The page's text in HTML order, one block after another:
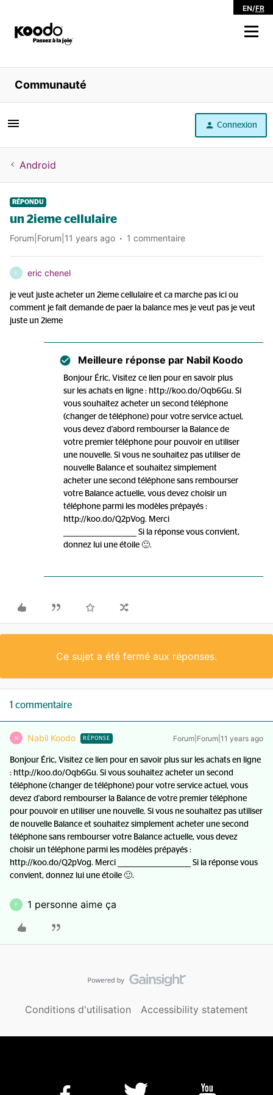
EN/FR
Magasiner
Libre service
Aide
Communauté
Connexion
Android
RÉPONDU
un 2ieme cellulaire
Forum|Forum|11 years ago 1 commentaire
E eric chenel
je veut juste acheter un 2ieme cellulaire et ca marche pas ici ou
comment je fait demande de paer la balance mes je veut pas je veut
juste un 2ieme
Meilleure réponse par Nabil Koodo
Bonjour Éric, Visitez ce lien pour en savoir plus
sur les achats en ligne : http://koo.do/Oqb6Gu. Si
vous souhaitez acheter un second téléphone
(changer de téléphone) pour votre service actuel,
vous devez d'abord rembourser la Balance de
votre premier téléphone pour pouvoir en utiliser
une nouvelle. Si vous ne souhaitez pas utiliser de
nouvelle Balance et souhaitez simplement
acheter une second téléphone sans rembourser
votre Balance actuelle, vous devez choisir un
téléphone parmi les modèles prépayés :
http://koo.do/Q2pVog. Merci
________________________ Si la réponse vous convient,
donnez lui une étoile 🙂.
Ce sujet a été fermé aux réponses.
1 commentaire
N Nabil Koodo RÉPONSE Forum|Forum|11 years ago
Bonjour Éric, Visitez ce lien pour en savoir plus sur les achats en ligne
: http://koo.do/Oqb6Gu. Si vous souhaitez acheter un second
téléphone (changer de téléphone) pour votre service actuel, vous
devez d'abord rembourser la Balance de votre premier téléphone
pour pouvoir en utiliser une nouvelle. Si vous ne souhaitez pas utiliser
de nouvelle Balance et souhaitez simplement acheter une second
téléphone sans rembourser votre Balance actuelle, vous devez
choisir un téléphone parmi les modèles prépayés :
http://koo.do/Q2pVog. Merci ________________________ Si la réponse vous
convient, donnez lui une étoile 🙂.
P 1 personne aime ça
Conditions d'utilisation Accessibility statement